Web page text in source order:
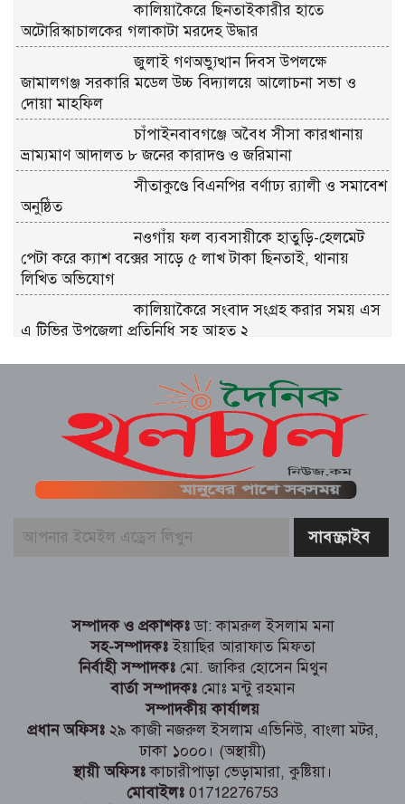
কালিয়াকৈরে ছিনতাইকারীর হাতে
অটোরিস্কাচালকের গলাকাটা মরদেহ উদ্ধার
জুলাই গণঅভ্যুত্থান দিবস উপলক্ষে
জামালগঞ্জ সরকারি মডেল উচ্চ বিদ্যালয়ে আলোচনা সভা ও
দোয়া মাহফিল
চাঁপাইনবাবগঞ্জে অবৈধ সীসা কারখানায়
ভ্রাম্যমাণ আদালত ৮ জনের কারাদণ্ড ও জরিমানা
সীতাকুণ্ডে বিএনপির বর্ণাঢ্য র‍্যালী ও সমাবেশ
অনুষ্ঠিত
নওগাঁয় ফল ব্যবসায়ীকে হাতুড়ি-হেলমেট
পেটা করে ক্যাশ বক্সের সাড়ে ৫ লাখ টাকা ছিনতাই, থানায়
লিখিত অভিযোগ
কালিয়াকৈরে সংবাদ সংগ্রহ করার সময় এস
এ টিভির উপজেলা প্রতিনিধি সহ আহত ২
জামালগঞ্জে বিভিন্ন কর্মসূচির মধ্য দিয়ে
জুলাই গণঅভ্যুত্থান দিবস পালিত
মোট চার দিনের ছুটিতে প্রিয়জনের সঙ্গে ছুটি
উপভোগ করার জন্য উত্তরবঙ্গের পথে ছুটছেন
বিভিন্ন পেশার মানুষ
শিবিরের মধ্যে সংঘর্ষ পুলিশ নিরবতা
সম্পাদক ও প্রকাশকঃডা: কামরুল ইসলাম মনা
সহ-সম্পাদকঃইয়াছির আরাফাত মিফতা
নির্বাহী সম্পাদকঃমো. জাকির হোসেন মিথুন
বার্তা সম্পাদকঃ মোঃ মন্টু রহমান
সম্পাদকীয় কার্যালয়
প্রধান অফিসঃ২৯ কাজী নজরুল ইসলাম এভিনিউ, বাংলা মটর,
ঢাকা ১০০০। (অস্থায়ী)
স্থায়ী অফিসঃকাচারীপাড়া ভেড়ামারা, কুষ্টিয়া।
মোবাইলঃ 01712276753